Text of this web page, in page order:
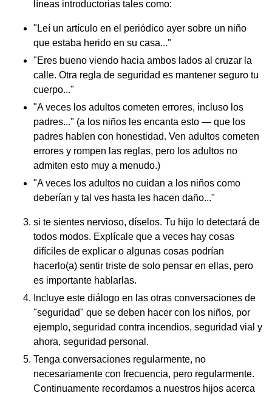
líneas introductorias tales como:
"Leí un artículo en el periódico ayer sobre un niño
que estaba herido en su casa..."
"Eres bueno viendo hacia ambos lados al cruzar la
calle. Otra regla de seguridad es mantener seguro tu
cuerpo..."
"A veces los adultos cometen errores, incluso los
padres..." (a los niños les encanta esto — que los
padres hablen con honestidad. Ven adultos cometen
errores y rompen las reglas, pero los adultos no
admiten esto muy a menudo.)
"A veces los adultos no cuidan a los niños como
deberían y tal ves hasta les hacen daño..."
si te sientes nervioso, díselos. Tu hijo lo detectará de
todos modos. Explícale que a veces hay cosas
difíciles de explicar o algunas cosas podrían
hacerlo(a) sentir triste de solo pensar en ellas, pero
es importante hablarlas.
Incluye este diálogo en las otras conversaciones de
"seguridad" que se deben hacer con los niños, por
ejemplo, seguridad contra incendios, seguridad vial y
ahora, seguridad personal.
Tenga conversaciones regularmente, no
necesariamente con frecuencia, pero regularmente.
Continuamente recordamos a nuestros hijos acerca